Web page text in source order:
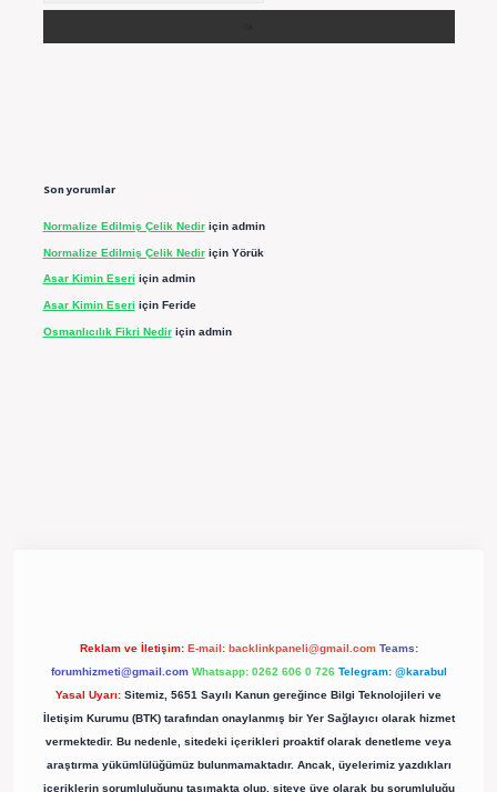
Son yorumlar
Normalize Edilmiş Çelik Nediriçin admin
Normalize Edilmiş Çelik Nediriçin Yörük
Asar Kimin Eseri için admin
Asar Kimin Eseri için Feride
Osmanlıcılık Fikri Nediriçin admin
Reklam ve İletişim: E-mail: backlinkpaneli@gmail.com Teams:
forumhizmeti@gmail.com Whatsapp: 0262 606 0 726 Telegram: @karabul
Yasal Uyarı: Sitemiz, 5651 Sayılı Kanun gereğince Bilgi Teknolojileri ve
İletişim Kurumu (BTK) tarafından onaylanmış bir Yer Sağlayıcı olarak hizmet
vermektedir. Bu nedenle, sitedeki içerikleri proaktif olarak denetleme veya
araştırma yükümlülüğümüz bulunmamaktadır. Ancak, üyelerimiz yazdıkları
içeriklerin sorumluluğunu taşımakta olup, siteye üye olarak bu sorumluluğu